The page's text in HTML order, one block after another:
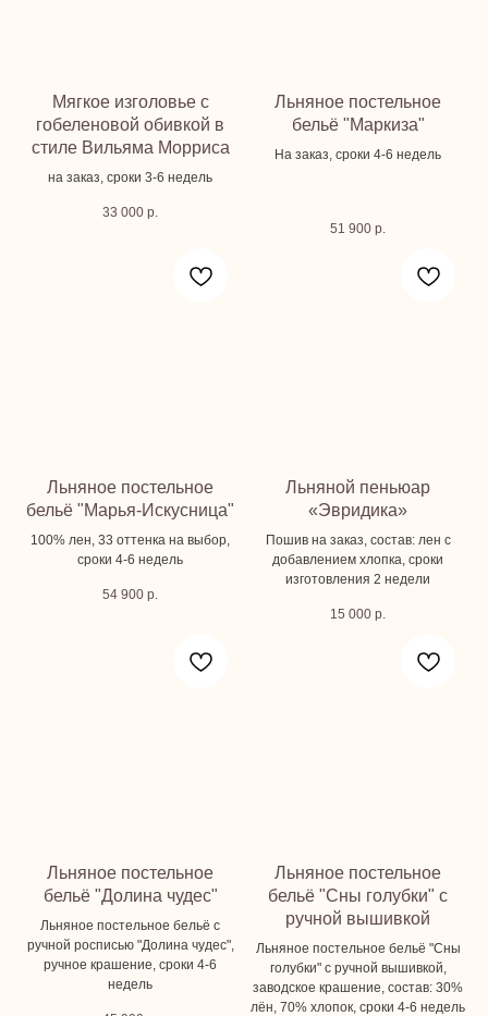
Мягкое изголовье с
гобеленовой обивкой в
стиле Вильяма Морриса
на заказ, сроки 3-6 недель
33 000 р.
Льняное постельное
бельё "Маркиза"
На заказ, сроки 4-6 недель
51 900 р.
Льняное постельное
бельё "Марья-Искусница"
100% лен, 33 оттенка на выбор,
сроки 4-6 недель
54 900 р.
Льняной пеньюар
«Эвридика»
Пошив на заказ, состав: лен с
добавлением хлопка, сроки
изготовления 2 недели
15 000 р.
Льняное постельное
бельё "Долина чудес"
Льняное постельное бельё с
ручной росписью "Долина чудес",
ручное крашение, сроки 4-6
недель
Льняное постельное
бельё "Сны голубки" с
ручной вышивкой
Льняное постельное бельё "Сны
голубки" с ручной вышивкой,
заводское крашение, состав: 30%
лён, 70% хлопок, сроки 4-6 недель